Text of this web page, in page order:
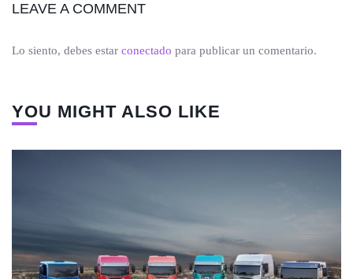
LEAVE A COMMENT
Lo siento, debes estar conectado para publicar un comentario.
YOU MIGHT ALSO LIKE